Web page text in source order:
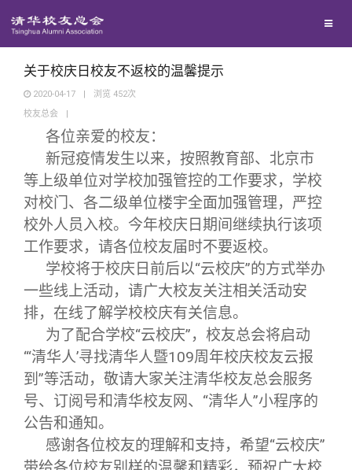
西南联大校友会
义工计划
新媒体平台
青春风采
校友讲坛
校友视界
信息化服务
实用信息
总会简介
总会章程
理事会名单
制度法规
联系我们
关闭
关于校庆日校友不返校的温馨提示
2020-04-17 | 浏览 452次
校友总会
|
各位亲爱的校友：
新冠疫情发生以来，按照教育部、北京市
等上级单位对学校加强管控的工作要求，学校
对校门、各二级单位楼宇全面加强管理，严控
校外人员入校。今年校庆日期间继续执行该项
工作要求，请各位校友届时不要返校。
学校将于校庆日前后以“云校庆”的方式举办
一些线上活动，请广大校友关注相关活动安
排，在线了解学校校庆有关信息。
为了配合学校“云校庆”，校友总会将启动
“‘清华人’寻找清华人暨109周年校庆校友云报
到”等活动，敬请大家关注清华校友总会服务
号、订阅号和清华校友网、“清华人”小程序的
公告和通知。
感谢各位校友的理解和支持，希望“云校庆”